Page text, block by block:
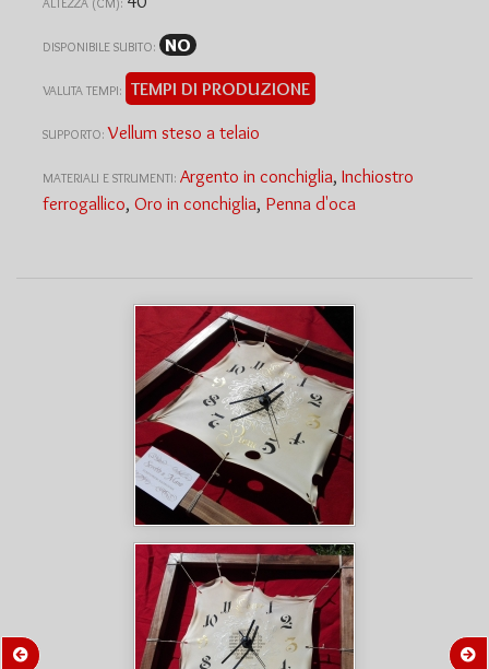
DISPONIBILE SUBITO: NO
VALUTA TEMPI: TEMPI DI PRODUZIONE
SUPPORTO: Vellum steso a telaio
MATERIALI E STRUMENTI: Argento in conchiglia, Inchiostro
ferrogallico, Oro in conchiglia, Penna d'oca